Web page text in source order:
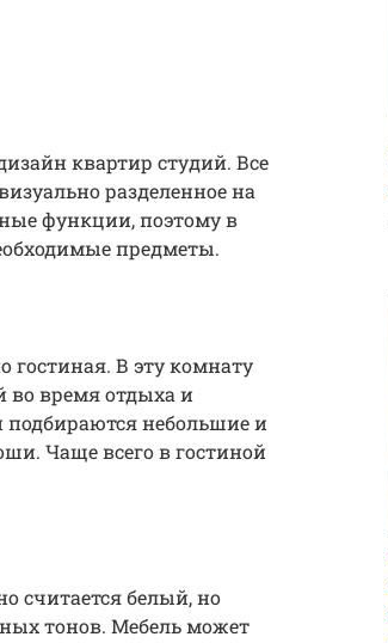
квартир студий. Все
разделенное на
функции, поэтому в
предметы.
В эту комнату
во время отдыха и
небольшие и
Чаще всего в гостиной
считается белый, но
тонов. Мебель может